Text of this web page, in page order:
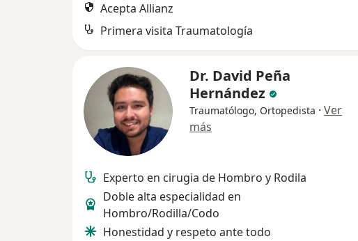
Acepta Allianz
Primera visita Traumatología
Dr. David Peña
Hernández
Traumatólogo, Ortopedista · Ver
más
Experto en cirugia de Hombro y Rodila
Doble alta especialidad en
Hombro/Rodilla/Codo
Honestidad y respeto ante todo